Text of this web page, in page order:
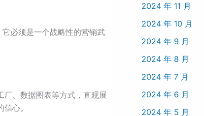
必须是一个战略性的营销武
厂、数据图表等方式，直观展
心。
2024 年 11 月
2024 年 10 月
2024 年 9 月
2024 年 8 月
2024 年 7 月
2024 年 6 月
2024 年 5 月